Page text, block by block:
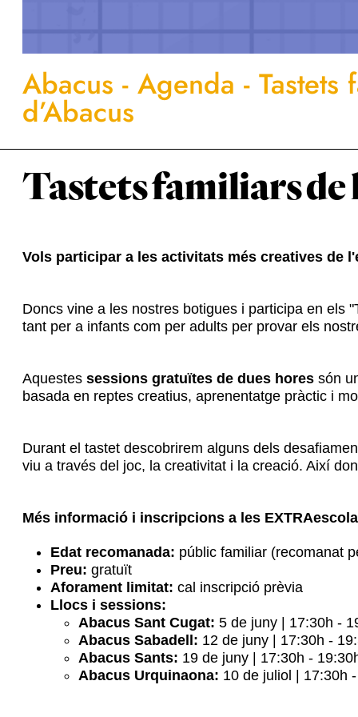
Abacus - Agenda - Tastets
d’Abacus
Tastets familiars de
Vols participar a les activitats més creatives de
Doncs vine a les nostres botigues i participa en els
tant per a infants com per adults per provar els
Aquestes sessions gratuïtes de dues hores són
basada en reptes creatius, aprenentatge pràctic i
Durant el tastet descobrirem alguns dels
viu a través del joc, la creativitat i la creació. Així
Més informació i inscripcions a les
Edat recomanada: públic familiar (recomanat
Preu: gratuït
Aforament limitat: cal inscripció prèvia
Llocs i sessions:
Abacus Sant Cugat: 5 de juny | 17:30h -
Abacus Sabadell: 12 de juny | 17:30h -
Abacus Sants: 19 de juny | 17:30h -
Abacus Urquinaona: 10 de juliol | 17:30h